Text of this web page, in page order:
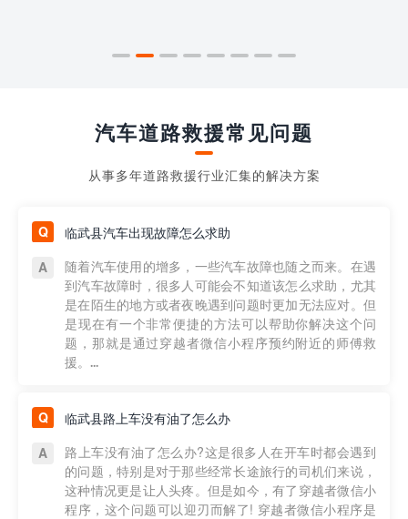
汽车道路救援常见问题
从事多年道路救援行业汇集的解决方案
临武县汽车出现故障怎么求助
随着汽车使用的增多，一些汽车故障也随之而来。在遇
到汽车故障时，很多人可能会不知道该怎么求助，尤其
是在陌生的地方或者夜晚遇到问题时更加无法应对。但
是现在有一个非常便捷的方法可以帮助你解决这个问
题，那就是通过穿越者微信小程序预约附近的师傅救
援。...
临武县路上车没有油了怎么办
路上车没有油了怎么办?这是很多人在开车时都会遇到
的问题，特别是对于那些经常长途旅行的司机们来说，
这种情况更是让人头疼。但是如今，有了穿越者微信小
程序，这个问题可以迎刃而解了! 穿越者微信小程序是